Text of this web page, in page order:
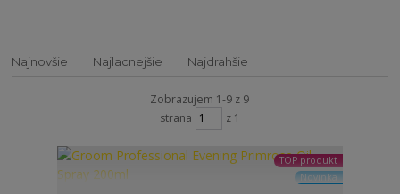
Najnovšie Najlacnejšie Najdrahšie
Zobrazujem 1-9 z 9
strana
z 1
TOP produkt
Novinka